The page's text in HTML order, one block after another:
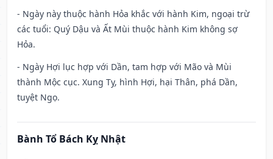
- Ngày này thuộc hành Hỏa khắc với hành Kim, ngoại trừ
các tuổi: Quý Dậu và Ất Mùi thuộc hành Kim không sợ
Hỏa.
- Ngày Hợi lục hợp với Dần, tam hợp với Mão và Mùi
thành Mộc cục. Xung Tỵ, hình Hợi, hại Thân, phá Dần,
tuyệt Ngọ.
Bành Tổ Bách Kỵ Nhật